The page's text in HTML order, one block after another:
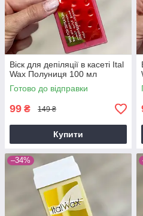
Віск для депіляції в касеті Ital
Wax Полуниця 100 мл
Готово до відправки
99 ₴ 149 ₴
Купити
–34%